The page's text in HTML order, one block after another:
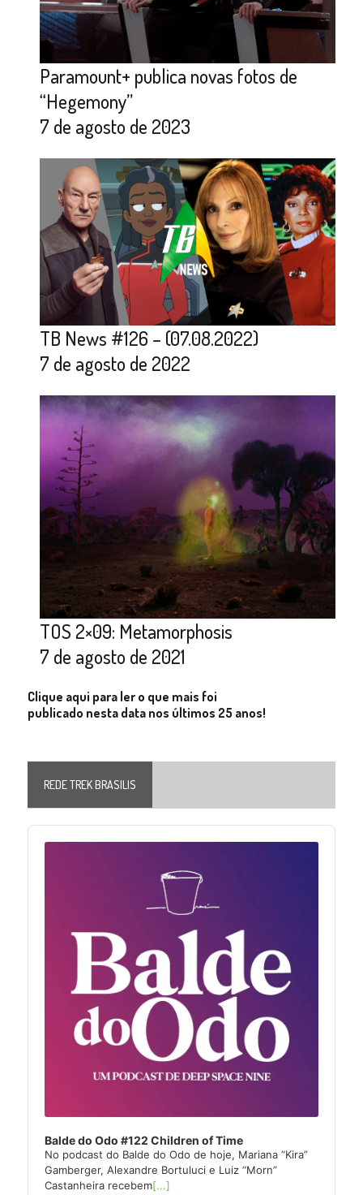
Paramount+ publica novas fotos de
“Hegemony”
7 de agosto de 2023
TB News #126 – (07.08.2022)
7 de agosto de 2022
TOS 2×09: Metamorphosis
7 de agosto de 2021
Clique aqui para ler o que mais foi
publicado nesta data nos últimos 25 anos!
REDE TREK BRASILIS
Audio
Player
Balde do Odo #122 Children of Time
No podcast do Balde do Odo de hoje, Mariana “Kira”
Gamberger, Alexandre Bortuluci e Luiz “Morn”
Castanheira recebem[...]